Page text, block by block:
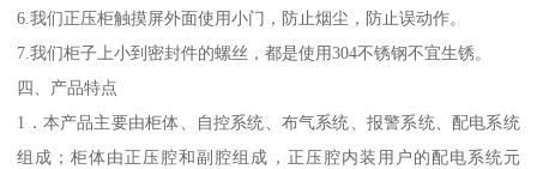
6.我们正压柜触摸屏外面使用小门，防止烟尘，防止误动作。
7.我们柜子上小到密封件的螺丝，都是使用304不锈钢不宜生锈。
四、产品特点
1．本产品主要由柜体、自控系统、布气系统、报警系统、配电系统
组成；柜体由正压腔和副腔组成，正压腔内装用户的配电系统元